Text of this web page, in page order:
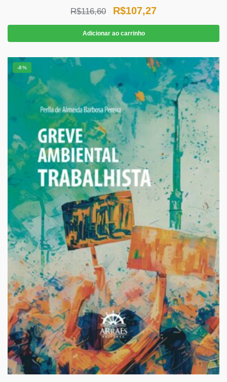
R$116,60
O
preço
original
era:
R$116,60.
R$107,27O
preço
atual
é:
R$107,27.
Adicionar ao carrinho
-8%